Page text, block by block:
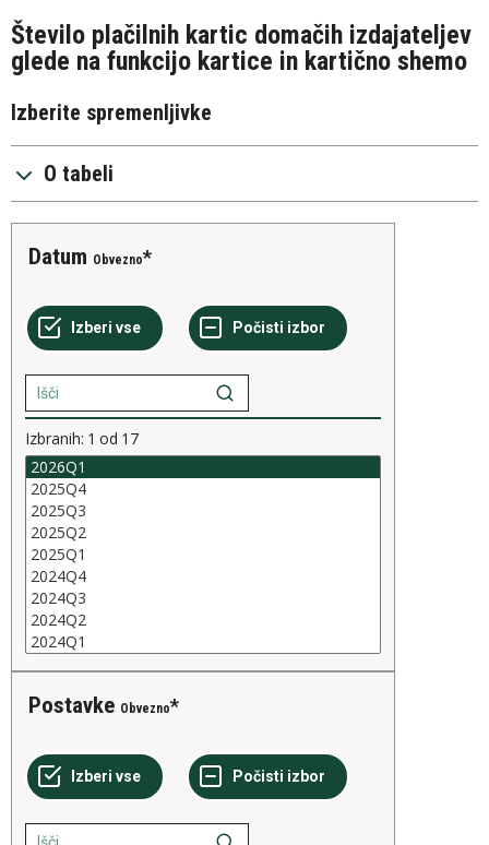
Število plačilnih kartic domačih izdajateljev
glede na funkcijo kartice in kartično shemo
Izberite spremenljivke
O tabeli
Datum Obvezno
Izbranih: 1 od 17
Postavke Obvezno